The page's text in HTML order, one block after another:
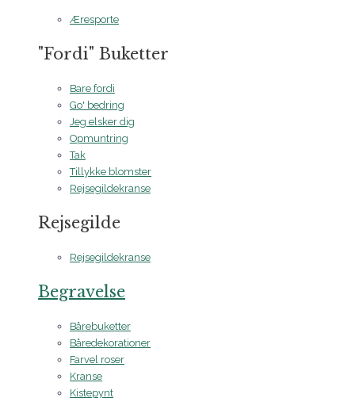
Æresporte
"Fordi" Buketter
Bare fordi
Go' bedring
Jeg elsker dig
Opmuntring
Tak
Tillykke blomster
Rejsegildekranse
Rejsegilde
Rejsegildekranse
Begravelse
Bårebuketter
Båredekorationer
Farvel roser
Kranse
Kistepynt